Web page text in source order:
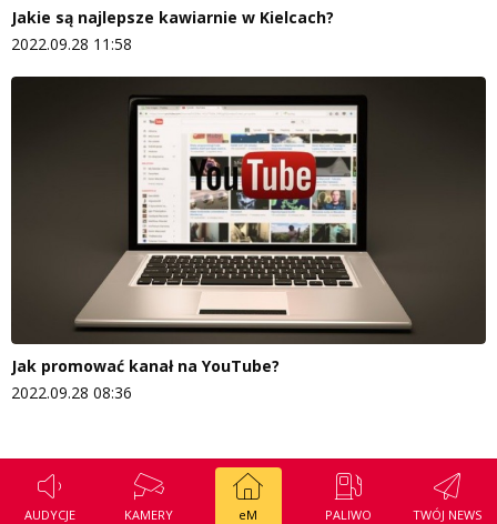
AUDYCJE KAMERY eM PALIWO TWÓJ NEWS
Jakie są najlepsze kawiarnie w Kielcach?
2022.09.28 11:58
Jak promować kanał na YouTube?
2022.09.28 08:36